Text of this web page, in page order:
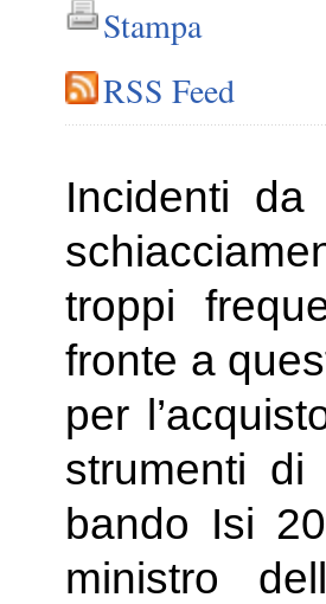
Stampa
RSS Feed
Incidenti
troppi
fronte a
per
strumenti
bando Isi
ministro